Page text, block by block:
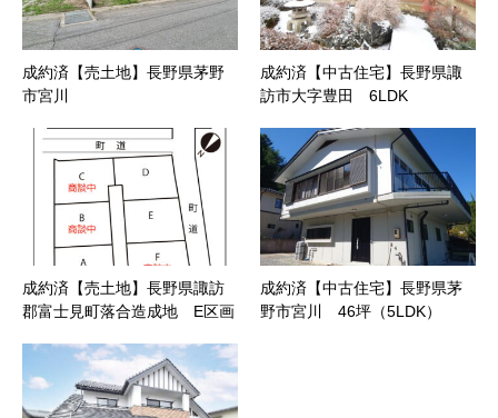
成約済【売土地】長野県茅野
市宮川
成約済【中古住宅】長野県諏
訪市大字豊田 6LDK
成約済【売土地】長野県諏訪
郡富士見町落合造成地 E区画
成約済【中古住宅】長野県茅
野市宮川 46坪（5LDK）